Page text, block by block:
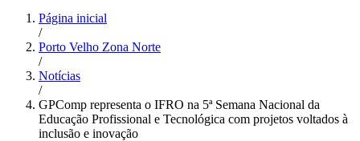
Página inicial
/
Porto Velho Zona Norte
/
Notícias
/
GPComp representa o IFRO na 5ª Semana Nacional da
Educação Profissional e Tecnológica com projetos voltados à
inclusão e inovação